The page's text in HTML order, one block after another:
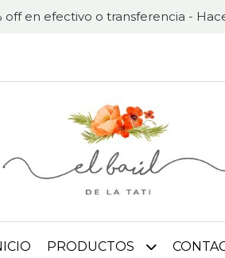
off en efectivo o transferencia -
PRODUCTOS